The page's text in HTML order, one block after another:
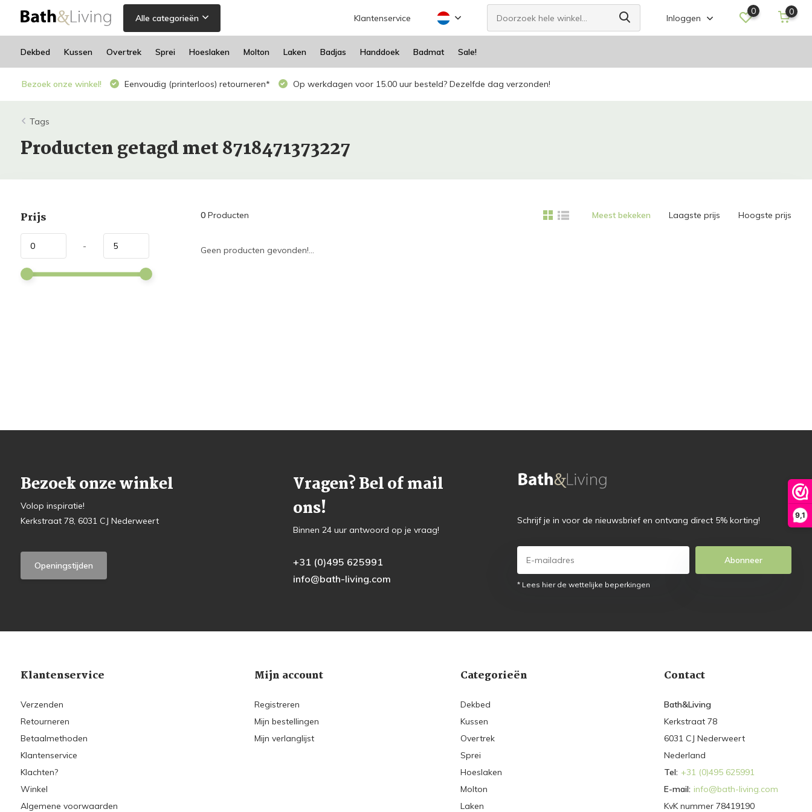
9,1
Alle categorieën Klantenservice Inloggen
0 0
Dekbed Kussen Overtrek Sprei Hoeslaken Molton Laken Badjas Handdoek Badmat Sale!
Bezoek onze winkel! Eenvoudig (printerloos) retourneren* Op werkdagen voor 15.00 uur besteld? Dezelfde dag verzonden!
Tags
Producten getagd met 8718471373227
Prijs
-
0Producten Meest bekeken Laagste prijs Hoogste prijs
Geen producten gevonden!...
Bezoek onze winkel
Volop inspiratie!
Kerkstraat 78, 6031 CJ Nederweert
Openingstijden
Vragen? Bel of mail
ons!
Binnen 24 uur antwoord op je vraag!
+31 (0)495 625991
info@bath-living.com
Schrijf je in voor de nieuwsbrief en ontvang direct 5% korting!
Abonneer
* Lees hier de wettelijke beperkingen
Klantenservice
Verzenden
Retourneren
Betaalmethoden
Klantenservice
Klachten?
Winkel
Algemene voorwaarden
Mijn account
Registreren
Mijn bestellingen
Mijn verlanglijst
Categorieën
Dekbed
Kussen
Overtrek
Sprei
Hoeslaken
Molton
Laken
Contact
Bath&Living
Kerkstraat 78
6031 CJ Nederweert
Nederland
Tel: +31 (0)495 625991
E-mail: info@bath-living.com
KvK nummer 78419190